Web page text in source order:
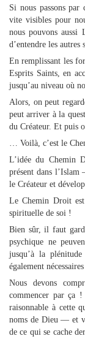
Si nous passons
vite visibles pour
nous pouvons aussi
d’entendre les autres
En remplissant les
Esprits Saints, en
jusqu’au niveau où
Alors, on peut
peut arriver à la
du Créateur. Et puis
… Voilà, c’est le
L’idée du Chemin
présent dans
le Créateur et
Le Chemin Droit
spirituelle de soi !
Bien sûr, il faut
psychique ne
jusqu’à la
également
Nous devons
commencer par ça !
raisonnable à cette
noms de Dieu — et
de ce qui se cache